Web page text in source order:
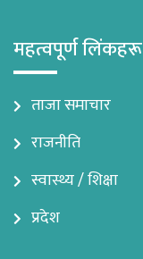
महत्वपूर्ण लिंकहरू
ताजा समाचार
राजनीति
स्वास्थ्य / शिक्षा
प्रदेश